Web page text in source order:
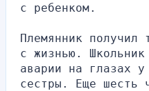
с ребенком.
Племянник получил
с жизнью.
аварии на глазах
сестры. Еще шесть